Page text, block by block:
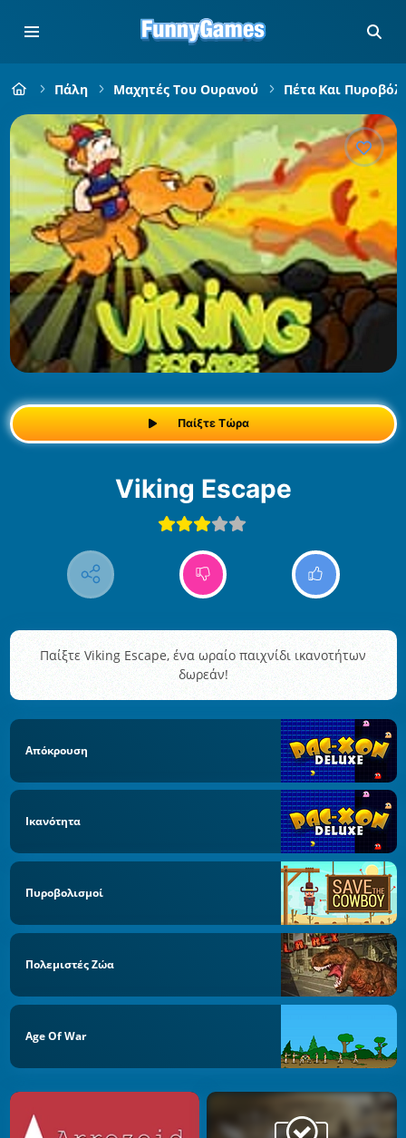
Πάλη Μαχητές Του Ουρανού Πέτα Και
Παίξτε Τώρα
Viking Escape
Παίξτε Viking Escape, ένα ωραίο παιχνίδι ικανοτήτων
δωρεάν!
Απόκρουση
Ικανότητα
Πυροβολισμοί
Πολεμιστές Ζώα
Age Of War